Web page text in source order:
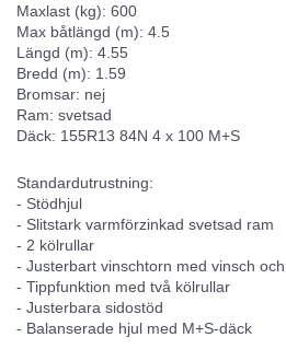
Maxlast (kg): 600
Маx båtlängd (m): 4.5
Längd (m): 4.55
Bredd (m): 1.59
Bromsar: nej
Ram: svetsad
Däck: 155R13 84N 4 x 100 M+S
Standardutrustning:
- Stödhjul
- Slitstark varmförzinkad svetsad ram
- 2 kölrullar
- Justerbart vinschtorn med vinsch
- Tippfunktion med två kölrullar
- Justerbara sidostöd
- Balanserade hjul med M+S-däck